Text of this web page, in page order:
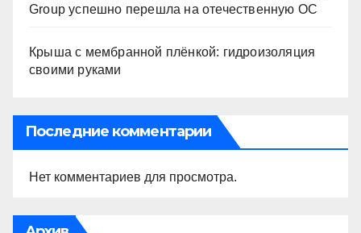
Group успешно перешла на отечественную ОС
Крыша с мембранной плёнкой: гидроизоляция
своими руками
Последние комментарии
Нет комментариев для просмотра.